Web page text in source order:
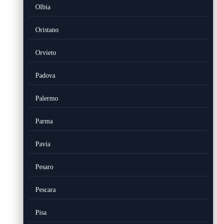
Olbia
Oristano
Orvieto
Padova
Palermo
Parma
Pavia
Pesaro
Pescara
Pisa